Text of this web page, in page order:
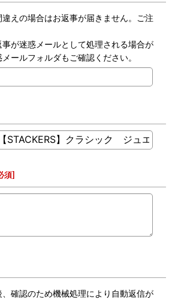
違えの場合はお返事が届きません。ご注
事が迷惑メールとして処理される場合が
ールフォルダもご確認ください。
須]
確認のため機械処理により自動返信が